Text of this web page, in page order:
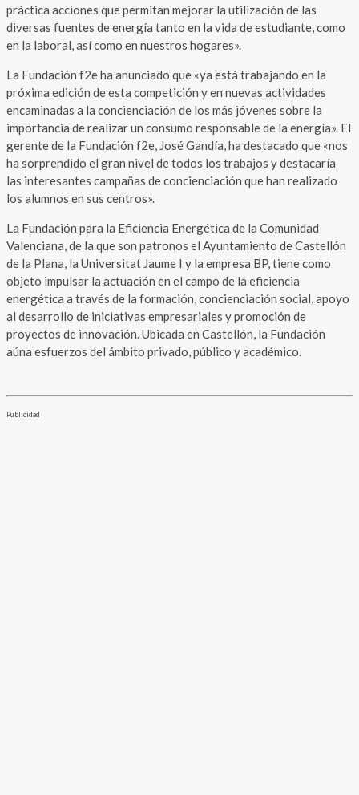
práctica acciones que permitan mejorar la utilización de las
diversas fuentes de energía tanto en la vida de estudiante, como
en la laboral, así como en nuestros hogares».
La Fundación f2e ha anunciado que «ya está trabajando en la
próxima edición de esta competición y en nuevas actividades
encaminadas a la concienciación de los más jóvenes sobre la
importancia de realizar un consumo responsable de la energía». El
gerente de la Fundación f2e, José Gandía, ha destacado que «nos
ha sorprendido el gran nivel de todos los trabajos y destacaría
las interesantes campañas de concienciación que han realizado
los alumnos en sus centros».
La Fundación para la Eficiencia Energética de la Comunidad
Valenciana, de la que son patronos el Ayuntamiento de Castellón
de la Plana, la Universitat Jaume I y la empresa BP, tiene como
objeto impulsar la actuación en el campo de la eficiencia
energética a través de la formación, concienciación social, apoyo
al desarrollo de iniciativas empresariales y promoción de
proyectos de innovación. Ubicada en Castellón, la Fundación
aúna esfuerzos del ámbito privado, público y académico.
Publicidad